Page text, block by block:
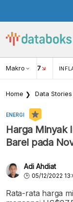
Makro
USD/IDR 17
Home Data Stories
ENERGI
Harga Minyak
Barel pada
Adi Ahdiat
05/12/2022
Rata-rata harga